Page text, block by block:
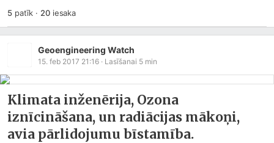
5patīk · 20iesaka
Geoengineering Watch
15. feb 2017 21:16 · Lasīšanai 5 min
Klimata inženērija, Ozona
iznīcināšana, un radiācijas mākoņi,
avia pārlidojumu bīstamība.